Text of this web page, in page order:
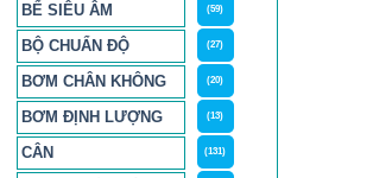
BỂ SIÊU ÂM (59)
BỘ CHUẨN ĐỘ (27)
BƠM CHÂN KHÔNG (20)
BƠM ĐỊNH LƯỢNG (13)
CÂN (131)